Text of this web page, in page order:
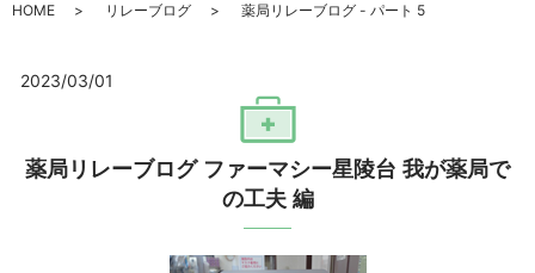
HOME リレーブログ 薬局リレーブログ - パート 5
2023/03/01
薬局リレーブログ ファーマシー星陵台 我が薬局で
の工夫 編